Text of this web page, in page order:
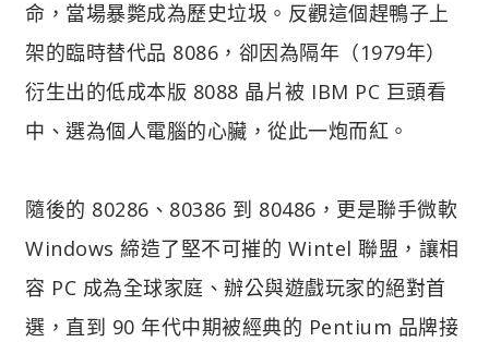
命，當場暴斃成為歷史垃圾。反觀這個趕鴨子上
架的臨時替代品 8086，卻因為隔年（1979年）
衍生出的低成本版 8088 晶片被 IBM PC 巨頭看
中、選為個人電腦的心臟，從此一炮而紅。
隨後的 80286、80386 到 80486，更是聯手微軟
Windows 締造了堅不可摧的 Wintel 聯盟，讓相
容 PC 成為全球家庭、辦公與遊戲玩家的絕對首
選，直到 90 年代中期被經典的 Pentium 品牌接